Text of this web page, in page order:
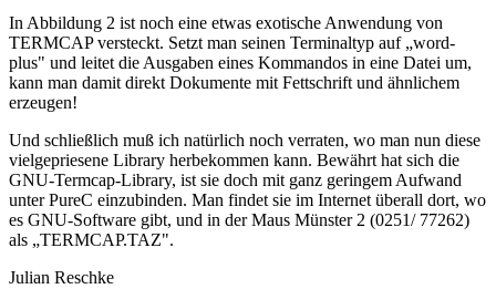
In Abbildung 2 ist noch eine etwas exotische Anwendung von
TERMCAP versteckt. Setzt man seinen Terminaltyp auf „word-
plus" und leitet die Ausgaben eines Kommandos in eine Datei um,
kann man damit direkt Dokumente mit Fettschrift und ähnlichem
erzeugen!
Und schließlich muß ich natürlich noch verraten, wo man nun diese
vielgepriesene Library herbekommen kann. Bewährt hat sich die
GNU-Termcap-Library, ist sie doch mit ganz geringem Aufwand
unter PureC einzubinden. Man findet sie im Internet überall dort, wo
es GNU-Software gibt, und in der Maus Münster 2 (0251/ 77262)
als „TERMCAP.TAZ".
Julian Reschke